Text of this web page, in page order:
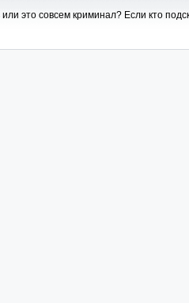
это совсем криминал? Если кто